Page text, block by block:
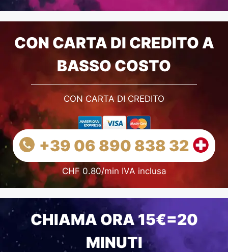
CON CARTA DI CREDITO A
BASSO COSTO
CON CARTA DI CREDITO
+39 06 890 838 32
CHF 0.80/min IVA inclusa
CHIAMA ORA 15€=20
MINUTI